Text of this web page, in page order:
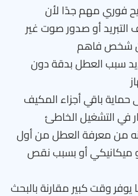
فوري مهم جدًا لأن
التبريد أو صدور صوت غير
شخص فاهم
سبب العطل بدقة دون
حماية باقي أجزاء المكيف
في التشغيل الخاطئ
من معرفة العطل من أول
أو بسبب نقص
يوفر وقت كبير مقارنة بالبحث